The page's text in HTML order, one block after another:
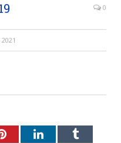
0
PinterestLinkedInTumblr